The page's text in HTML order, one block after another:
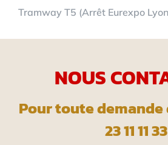
Tramway T5 (Arrêt Eurexpo
NOUS
Pour toute demande
23 11 11 33